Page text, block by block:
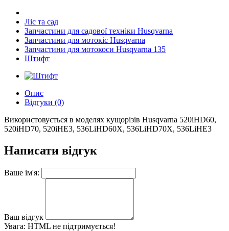
Ліс та сад
Запчастини для садової техніки Husqvarna
Запчастини для мотокіс Husqvarna
Запчастини для мотокоси Husqvarna 135
Штифт
Опис
Відгуки (0)
Використовується в моделях кущорізів Husqvarna 520iHD60,
520iHD70, 520iHE3, 536LiHD60X, 536LiHD70X, 536LiHE3
Написати відгук
Ваше ім'я:
Ваш відгук
Увага: HTML не підтримується!